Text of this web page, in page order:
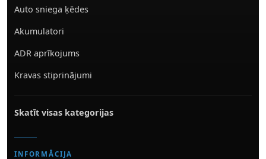
Auto sniega ķēdes
Akumulatori
ADR aprīkojums
Kravas stiprinājumi
Skatīt visas kategorijas
INFORMĀCIJA